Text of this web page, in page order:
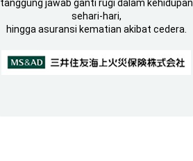
tanggung jawab ganti rugi dalam kehidupan
sehari-hari,
hingga asuransi kematian akibat cedera.